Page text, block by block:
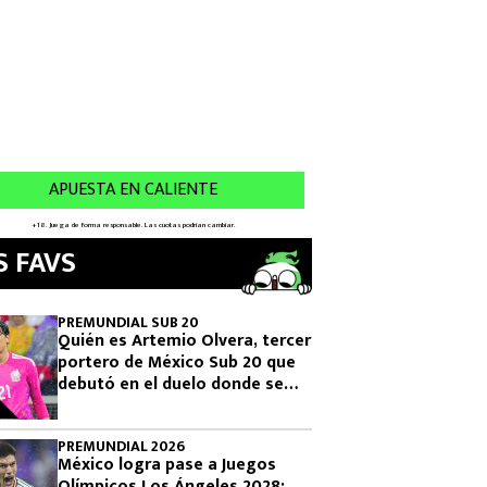
FAVS
PREMUNDIAL SUB 20
Quién es Artemio Olvera, tercer
portero de México Sub 20 que
debutó en el duelo donde se
PREMUNDIAL 2026
México logra pase a Juegos